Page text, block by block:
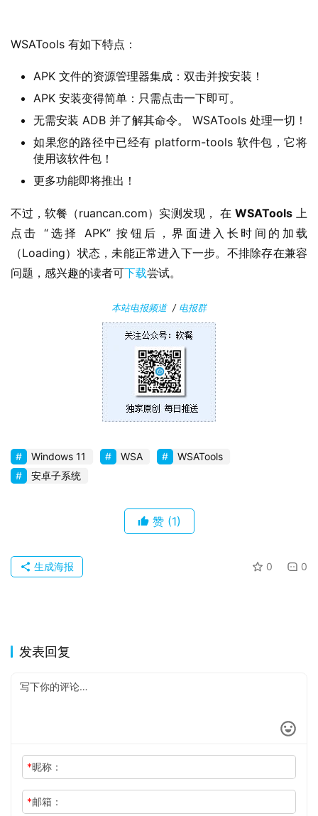
W
软
件
安
卓
WSATools 有如下特点：
APK 文件的资源管理器集成：双击并按安装！
APK 安装变得简单：只需点击一下即可。
无需安装 ADB 并了解其命令。 WSATools 处理一切！
如果您的路径中已经有 platform-tools 软件包，它将
使用该软件包！
更多功能即将推出！
不过，软餐（ruancan.com）实测发现， 在 WSATools 上
点击 “选择 APK” 按钮后，界面进入长时间的加载
（Loading）状态，未能正常进入下一步。不排除存在兼容
问题，感兴趣的读者可下载尝试。
本站电报频道/ 电报群
Windows 11 WSA
WSATools
安卓子系统
赞 (1)
0 0
生成海报
发表回复
*昵称：
*邮箱：